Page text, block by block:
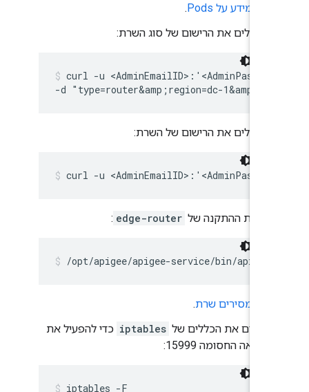
מידע על Pods
.
מבטלים את הרישום של סוג השרת:
curl -u
-d "type=router&amp;region=dc-
מבטלים את הרישום של השרת:
curl -u
הסרת ההתקנה של edge-router
:
/opt/apigee/apigee-service/bin/
מסירים שרת.
מנקים את הכללים של iptables כדי להפעיל את
היציאה החסומה 15999:
iptables -F